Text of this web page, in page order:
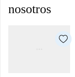
nosotros